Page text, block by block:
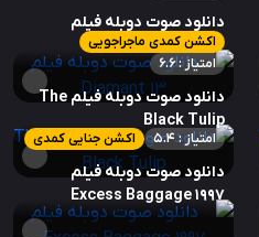
دانلود صوت دوبله فیلم
Diamant 13
اکشن کمدی ماجراجویی
امتیاز : 6.6
دانلود صوت دوبله فیلم The
Black Tulip
اکشن جنایی کمدی امتیاز : 5.4
دانلود صوت دوبله فیلم
Excess Baggage 1997